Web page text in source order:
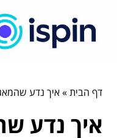
דף הבית»איך נדע
איך נדע